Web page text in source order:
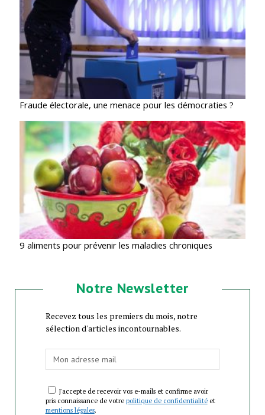
Fraude électorale, une menace pour les démocraties ?
9 aliments pour prévenir les maladies chroniques
Notre Newsletter
Recevez tous les premiers du mois, notre
sélection d'articles incontournables.
J'accepte de recevoir vos e-mails et confirme avoir
pris connaissance de votre politique de confidentialitéet
mentions légales.